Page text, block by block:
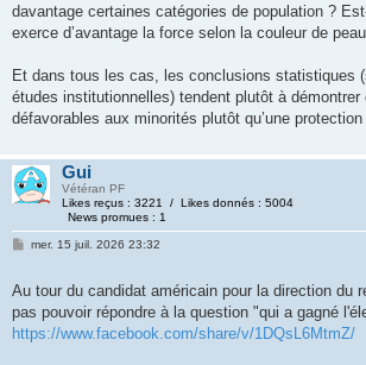
davantage certaines catégories de population ?
exerce d’avantage la force selon la couleur de
Et dans tous les cas, les conclusions statistiques
études institutionnelles) tendent plutôt à
défavorables aux minorités plutôt qu’une protection
Gui
Vétéran PF
Likes reçus : 3221 / Likes donnés : 5004
News promues : 1
mer. 15 juil. 2026 23:32
Au tour du candidat américain pour la direction du
pas pouvoir répondre à la question "qui a gagné
https://www.facebook.com/share/v/1DQsL6MtmZ/